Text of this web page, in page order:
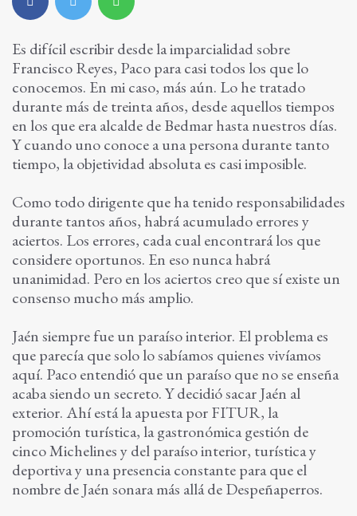
Es difícil escribir desde la imparcialidad sobre
Francisco Reyes, Paco para casi todos los que lo
conocemos. En mi caso, más aún. Lo he tratado
durante más de treinta años, desde aquellos tiempos
en los que era alcalde de Bedmar hasta nuestros días.
Y cuando uno conoce a una persona durante tanto
tiempo, la objetividad absoluta es casi imposible.
Como todo dirigente que ha tenido responsabilidades
durante tantos años, habrá acumulado errores y
aciertos. Los errores, cada cual encontrará los que
considere oportunos. En eso nunca habrá
unanimidad. Pero en los aciertos creo que sí existe un
consenso mucho más amplio.
Jaén siempre fue un paraíso interior. El problema es
que parecía que solo lo sabíamos quienes vivíamos
aquí. Paco entendió que un paraíso que no se enseña
acaba siendo un secreto. Y decidió sacar Jaén al
exterior. Ahí está la apuesta por FITUR, la
promoción turística, la gastronómica gestión de
cinco Michelines y del paraíso interior, turística y
deportiva y una presencia constante para que el
nombre de Jaén sonara más allá de Despeñaperros.